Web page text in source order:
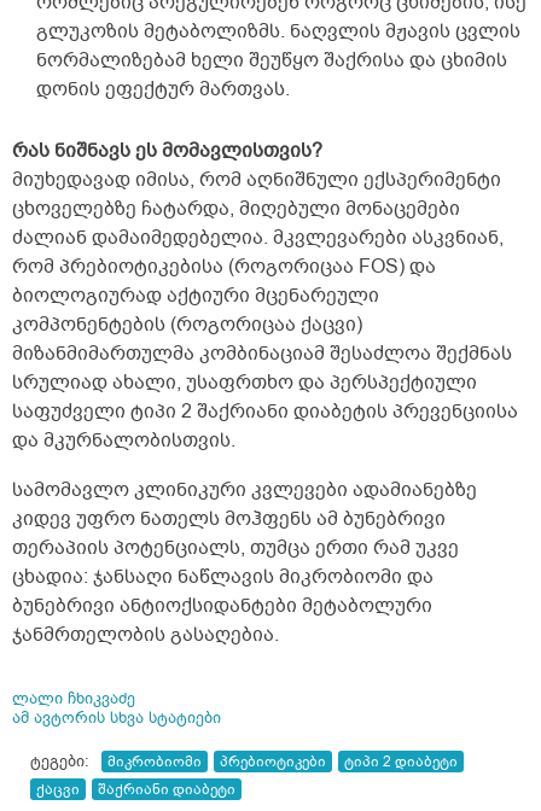
გლუკოზის მეტაბოლიზმს. ნაღვლის მჟავის ცვლის
ნორმალიზებამ ხელი შეუწყო შაქრისა და ცხიმის
დონის ეფექტურ მართვას.
რას ნიშნავს ეს მომავლისთვის?
მიუხედავად იმისა, რომ აღნიშნული ექსპერიმენტი
ცხოველებზე ჩატარდა, მიღებული მონაცემები
ძალიან დამაიმედებელია. მკვლევარები ასკვნიან,
რომ პრებიოტიკებისა (როგორიცაა FOS) და
ბიოლოგიურად აქტიური მცენარეული
კომპონენტების (როგორიცაა ქაცვი)
მიზანმიმართულმა კომბინაციამ შესაძლოა შექმნას
სრულიად ახალი, უსაფრთხო და პერსპექტიული
საფუძველი ტიპი 2 შაქრიანი დიაბეტის პრევენციისა
და მკურნალობისთვის.
სამომავლო კლინიკური კვლევები ადამიანებზე
კიდევ უფრო ნათელს მოჰფენს ამ ბუნებრივი
თერაპიის პოტენციალს, თუმცა ერთი რამ უკვე
ცხადია: ჯანსაღი ნაწლავის მიკრობიომი და
ბუნებრივი ანტიოქსიდანტები მეტაბოლური
ჯანმრთელობის გასაღებია.
ლალი ჩხიკვაძე
ამ ავტორის სხვა სტატიები
ტეგები: მიკრობიომი პრებიოტიკები
ტიპი 2 დიაბეტი
ქაცვი
შაქრიანი დიაბეტი